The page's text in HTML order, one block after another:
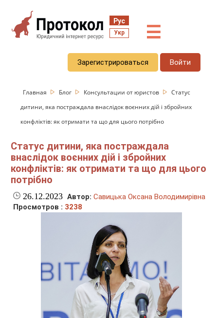
Рус
Укр ☰
Зарегистрироваться Войти
Главная Блог Консультации от юристов
Статус
дитини, яка постраждала внаслідок воєнних дій і збройних
конфліктів: як отримати та що для цього потрібно
Статус дитини, яка постраждала
внаслідок воєнних дій і збройних
конфліктів: як отримати та що для цього
потрібно
26.12.2023 Автор: Савицька Оксана Володимирівна
Просмотров : 3238